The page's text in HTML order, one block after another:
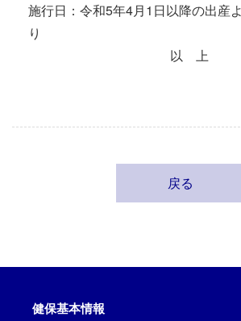
施行日：令和5年4月1日以降の出産よ
以 上
戻る
健保基本情報